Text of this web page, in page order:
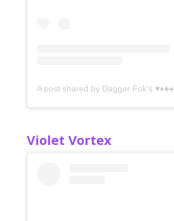
Violet Vortex